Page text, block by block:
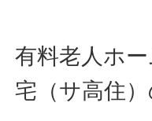
有料老人ホ
宅（サ高住